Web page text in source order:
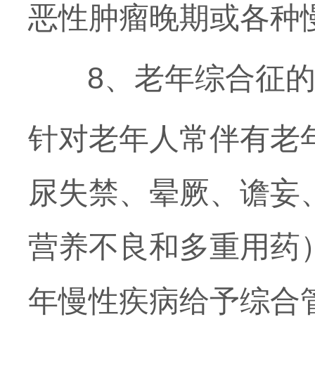
恶性肿瘤晚期或各种
8、老年综合征的
针对老年人常伴有老
尿失禁、晕厥、谵
营养不良和多重用药
年慢性疾病给予综合